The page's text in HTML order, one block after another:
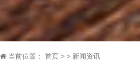
当前位置： 首页 > > 新闻资讯